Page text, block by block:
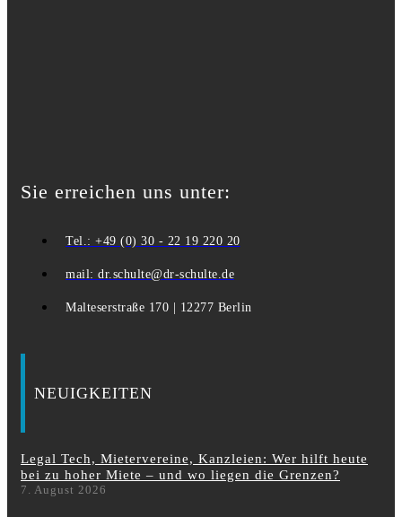
Sie erreichen uns unter:
Tel.: +49 (0) 30 - 22 19 220 20
mail: dr.schulte@dr-schulte.de
Malteserstraße 170 | 12277 Berlin
NEUIGKEITEN
Legal Tech, Mietervereine, Kanzleien: Wer hilft heute
bei zu hoher Miete – und wo liegen die Grenzen?
7. August 2026